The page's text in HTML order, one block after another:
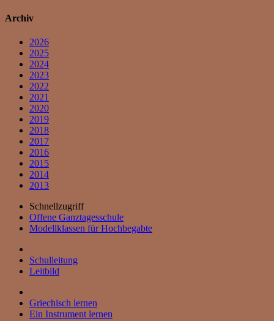
Archiv
2026
2025
2024
2023
2022
2021
2020
2019
2018
2017
2016
2015
2014
2013
Schnellzugriff
Offene Ganztagesschule
Modellklassen für Hochbegabte
Schulleitung
Leitbild
Griechisch lernen
Ein Instrument lernen